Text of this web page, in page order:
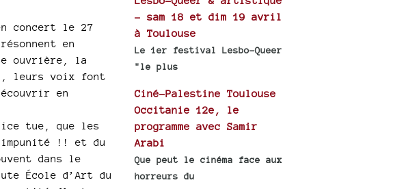
concert le 27
en
ouvrière, la
leurs voix font
en
tue, que les
!! et du
dans le
École d’Art du
- sam 18 et dim 19 avril
à Toulouse
Le 1er festival Lesbo-Queer
"le plus
Ciné-Palestine Toulouse
Occitanie 12e, le
programme avec Samir
Arabi
Que peut le cinéma face aux
horreurs du